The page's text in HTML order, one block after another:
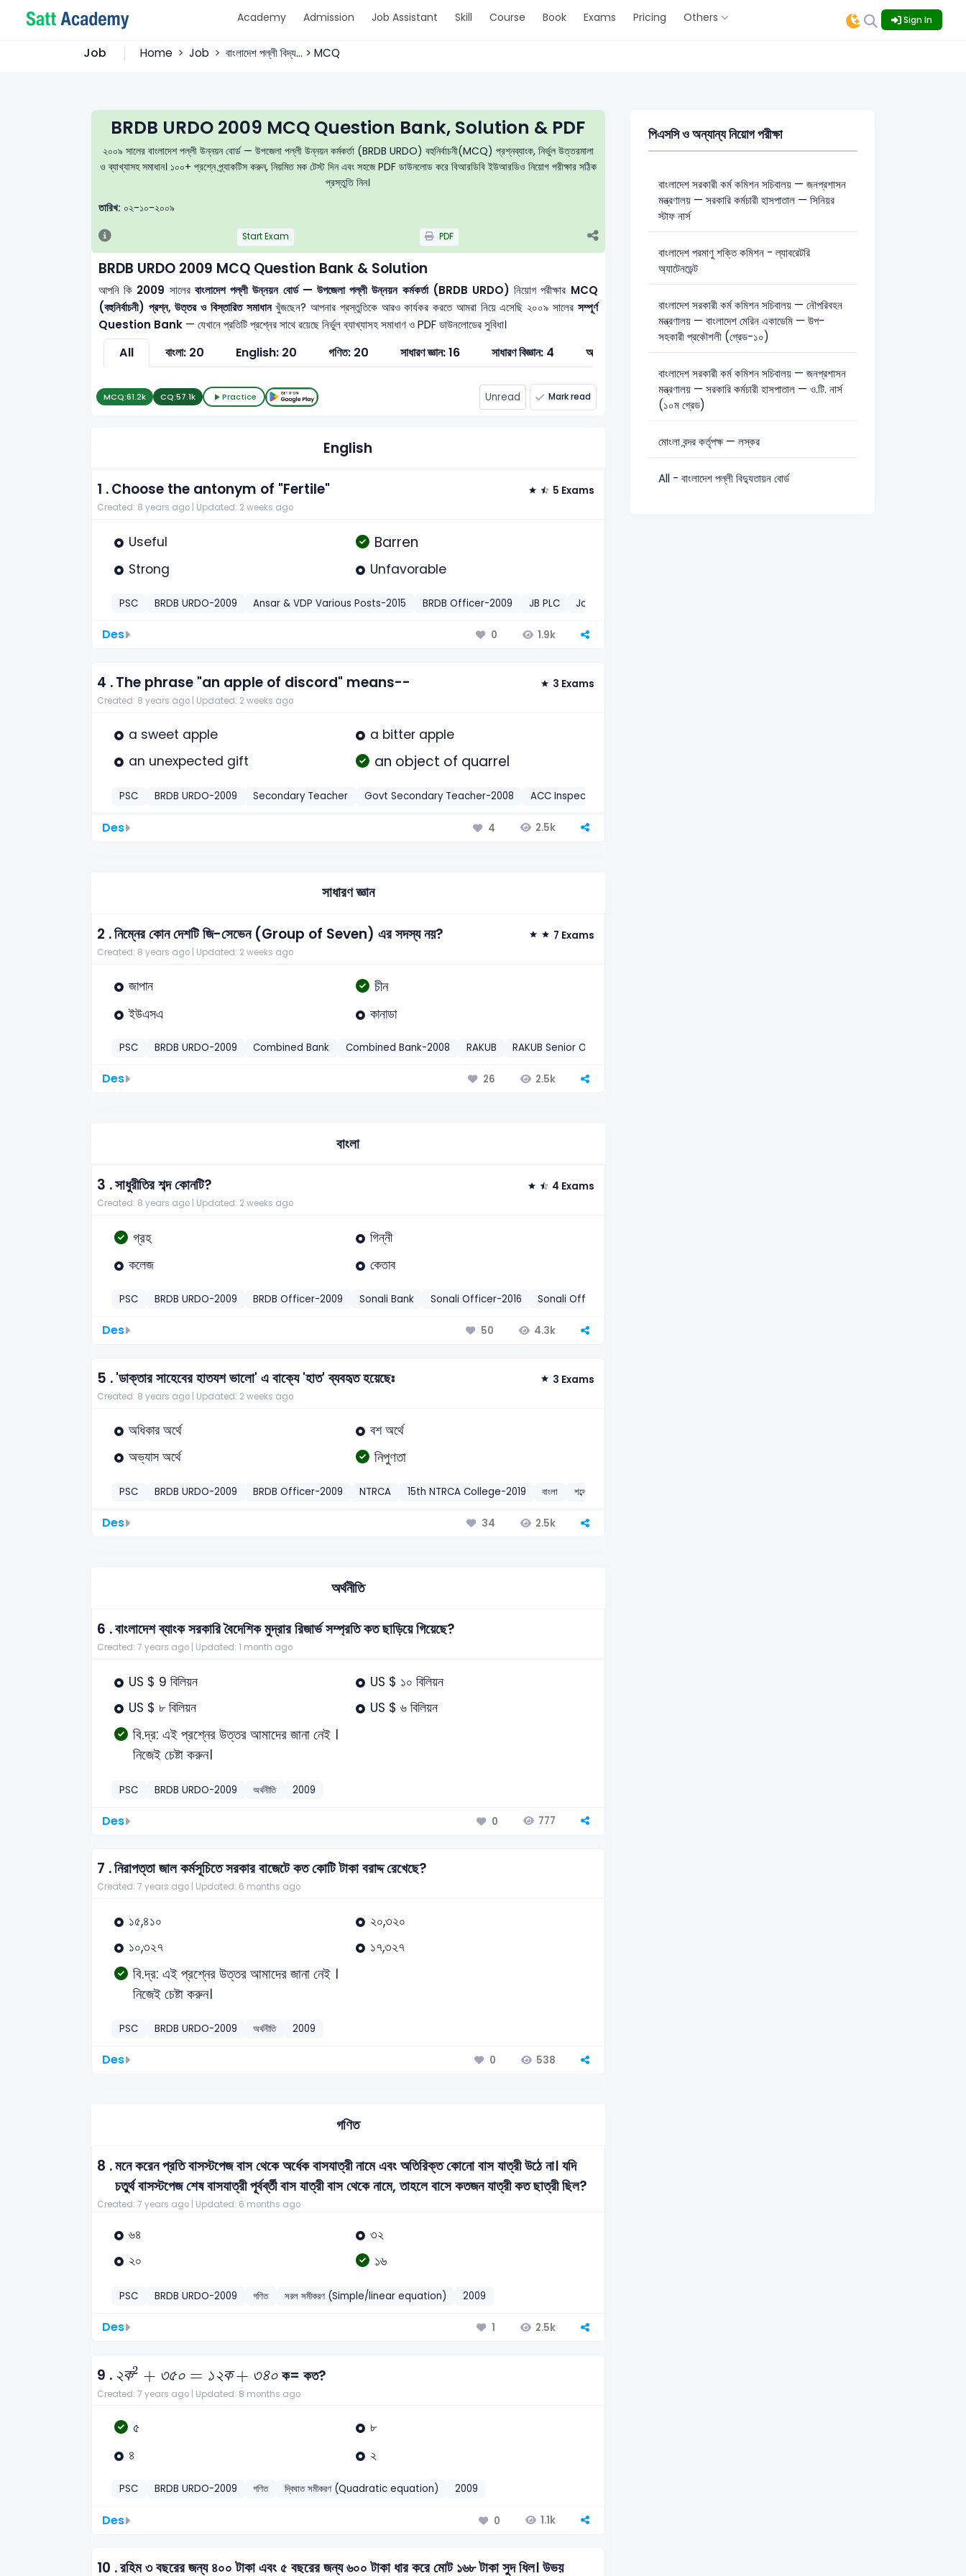
Academy Admission Job Assistant Skill Course Book Exams Pricing Others Sign In
Job Home Job বাংলাদেশ পল্লী বিদ্য... > MCQ
BRDB URDO 2009 MCQ Question Bank, Solution & PDF
২০০৯ সালের বাংলাদেশ পল্লী উন্নয়ন বোর্ড — উপজেলা পল্লী উন্নয়ন কর্মকর্তা (BRDB URDO) বহুনির্বাচনী(MCQ) প্রশ্নব্যাংক, নির্ভুল উত্তরমালা
ও ব্যাখ্যাসহ সমাধান। ১০০+ প্রশ্নে প্র্যাকটিস করুন, নিয়মিত মক টেস্ট দিন এবং সহজে PDF ডাউনলোড করে বিআরডিবি ইউআরডিও নিয়োগ পরীক্ষার সঠিক
প্রস্তুতি নিন।
তারিখ: ০২-১০-২০০৯
Start Exam PDF
BRDB URDO 2009 MCQ Question Bank & Solution
আপনি কি 2009 সালের বাংলাদেশ পল্লী উন্নয়ন বোর্ড — উপজেলা পল্লী উন্নয়ন কর্মকর্তা (BRDB URDO)নিয়োগ পরীক্ষার MCQ
(বহুনির্বাচনী) প্রশ্ন, উত্তর ও বিস্তারিত সমাধানখুঁজছেন? আপনার প্রস্তুতিকে আরও কার্যকর করতে আমরা নিয়ে এসেছি ২০০৯ সালের সম্পূর্ণ
Question Bank — যেখানে প্রতিটি প্রশ্নের সাথে রয়েছে নির্ভুল ব্যাখ্যাসহ সমাধাণ ও PDF ডাউনলোডের সুবিধা।
All বাংলা: 20 English: 20 গণিত: 20 সাধারণ জ্ঞান: 16 সাধারণ বিজ্ঞান: 4 অর্থনীতি: 20
MCQ:61.2k CQ:57.1k Practice Unread Mark read
English
1 .Choose the antonym of "Fertile" 5 Exams
Created: 8 years ago | Updated: 2 weeks ago
Useful Barren
Strong Unfavorable
PSC BRDB URDO-2009 Ansar & VDP Various Posts-2015 BRDB Officer-2009 JB PLC Janata Senior Officer-2012
Des 0 1.9k
4 .The phrase "an apple of discord" means-- 3 Exams
Created: 8 years ago | Updated: 2 weeks ago
a sweet apple
a bitter apple
an unexpected gift
an object of quarrel
PSC BRDB URDO-2009 Secondary Teacher Govt Secondary Teacher-2008 ACC Inspector-2004
Des 4 2.5k
সাধারণ জ্ঞান
2 .নিম্নের কোন দেশটি জি-সেভেন (Group of Seven) এর সদস্য নয়? 7 Exams
Created: 8 years ago | Updated: 2 weeks ago
জাপান চীন
ইউএসএ কানাডা
PSC BRDB URDO-2009 Combined Bank Combined Bank-2008 RAKUB RAKUB Senior Officer-2010
Des 26 2.5k
বাংলা
3 .সাধুরীতির শব্দ কোনটি? 4 Exams
Created: 8 years ago | Updated: 2 weeks ago
গ্রহ
গিন্নী
কলেজ
কেতাব
PSC BRDB URDO-2009 BRDB Officer-2009 Sonali Bank Sonali Officer-2016 Sonali Officer-2016
Des 50 4.3k
5 .'ডাক্তার সাহেবের হাতযশ ভালো' এ বাক্যে 'হাত' ব্যবহৃত হয়েছেঃ 3 Exams
Created: 8 years ago | Updated: 2 weeks ago
অধিকার অর্থে
বশ অর্থে
অভ্যাস অর্থে
নিপুণতা
PSC BRDB URDO-2009 BRDB Officer-2009 NTRCA 15th NTRCA College-2019 বাংলা শব্দের বিশিষ্ট অর্থ ও প্রয়োেগ
Des 34 2.5k
অর্থনীতি
6 .বাংলাদেশ ব্যাংক সরকারি বৈদেশিক মুদ্রার রিজার্ভ সম্প্রতি কত ছাড়িয়ে গিয়েছে?
Created: 7 years ago | Updated: 1 month ago
US $ 9 বিলিয়ন
US $ ১০ বিলিয়ন
US $ ৮ বিলিয়ন
US $ ৬ বিলিয়ন
বি.দ্র: এই প্রশ্নের উত্তর আমাদের জানা নেই ।
নিজেই চেষ্টা করুন।
PSC BRDB URDO-2009 অর্থনীতি 2009
Des 0 777
7 .নিরাপত্তা জাল কর্মসূচিতে সরকার বাজেটে কত কোটি টাকা বরাদ্দ রেখেছে?
Created: 7 years ago | Updated: 6 months ago
১৫,৪১০
২০,৩২০
১০,৩২৭
১৭,৩২৭
বি.দ্র: এই প্রশ্নের উত্তর আমাদের জানা নেই ।
নিজেই চেষ্টা করুন।
PSC BRDB URDO-2009 অর্থনীতি 2009
Des 0 538
গণিত
8 .মনে করেন প্রতি বাসস্টপেজ বাস থেকে অর্ধেক বাসযাত্রী নামে এবং অতিরিক্ত কোনো বাস যাত্রী উঠে না। যদি
চতুর্থ বাসস্টপেজ শেষ বাসযাত্রী পূর্বর্ব্তী বাস যাত্রী বাস থেকে নামে, তাহলে বাসে কতজন যাত্রী কত ছাত্রী ছিল?
Created: 7 years ago | Updated: 6 months ago
৬৪
৩২
২০
১৬
PSC BRDB URDO-2009 গণিত সরল সমীকরণ (Simple/linear equation) 2009
Des 1 2.5k
9 . ২ক2 + ৩৫০ = ১২ক + ৩৪০
২ক2 + ৫ ০ ক +৩ ৪ ক= কত?
Created: 7 years ago | Updated: 8 months ago
৫
৮
৪
২
PSC BRDB URDO-2009 গণিত দ্বিঘাত সমীকরণ (Quadratic equation) 2009
Des 0 1.1k
10 .রহিম ৩ বছরের জন্য ৪০০ টাকা এবং ৫ বছরের জন্য ৬০০ টাকা ধার করে মোট ১৬৮ টাকা সুদ ধিল। উভয়
পিএসসি ও অন্যান্য নিয়োগ পরীক্ষা
বাংলাদেশ সরকারী কর্ম কমিশন সচিবালয় — জনপ্রশাসন
মন্ত্রণালয় — সরকারি কর্মচারী হাসপাতাল — সিনিয়র
স্টাফ নার্স
বাংলাদেশ পরমাণু শক্তি কমিশন - ল্যাবরেটরি
অ্যাটেনডেন্ট
বাংলাদেশ সরকারী কর্ম কমিশন সচিবালয় — নৌপরিবহন
মন্ত্রণালয় — বাংলাদেশ মেরিন একাডেমি — উপ-
সহকারী প্রকৌশলী (গ্রেড-১০)
বাংলাদেশ সরকারী কর্ম কমিশন সচিবালয় — জনপ্রশাসন
মন্ত্রণালয় — সরকারি কর্মচারী হাসপাতাল — ও.টি. নার্স
(১০ম গ্রেড)
মোংলা বন্দর কর্তৃপক্ষ — লস্কর
All - বাংলাদেশ পল্লী বিদ্যুতায়ন বোর্ড